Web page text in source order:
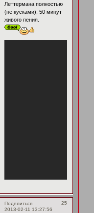
Леттермана полностью
(не кусками), 50 минут
живого пения.
Поделиться
25
2013-02-11 13:27:56